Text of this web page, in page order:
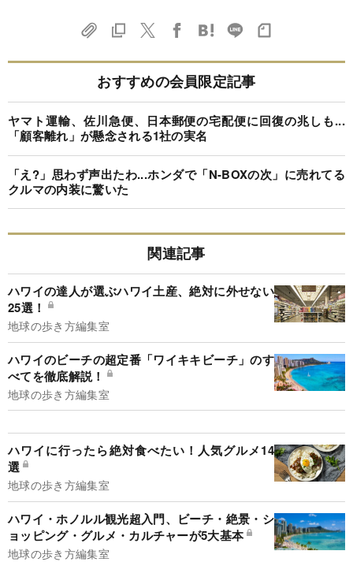
おすすめの会員限定記事
ヤマト運輸、佐川急便、日本郵便の宅配便に回復の兆しも...
「顧客離れ」が懸念される1社の実名
「え?」思わず声出たわ...ホンダで「N-BOXの次」に売れてる
クルマの内装に驚いた
関連記事
ハワイの達人が選ぶハワイ土産、絶対に外せない
25選！
地球の歩き方編集室
ハワイのビーチの超定番「ワイキキビーチ」のす
べてを徹底解説！
地球の歩き方編集室
ハワイに行ったら絶対食べたい！人気グルメ14
選
地球の歩き方編集室
ハワイ・ホノルル観光超入門、ビーチ・絶景・シ
ョッピング・グルメ・カルチャーが5大基本
地球の歩き方編集室